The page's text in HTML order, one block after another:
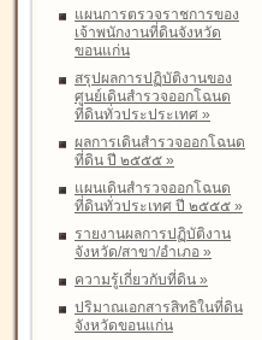
แผนการตรวจราชการของ
เจ้าพนักงานที่ดินจังหวัด
ขอนแก่น
สรุปผลการปฏิบัติงานของ
ศูนย์เดินสำรวจออกโฉนด
ที่ดินทั่วประประเทศ »
ผลการเดินสำรวจออกโฉนด
ที่ดิน ปี ๒๕๕๕ »
แผนเดินสำรวจออกโฉนด
ที่ดินทั่วประเทศ ปี ๒๕๕๕ »
รายงานผลการปฏิบัติงาน
จังหวัด/สาขา/อำเภอ »
ความรู้เกี่ยวกับที่ดิน »
ปริมาณเอกสารสิทธิในที่ดิน
จังหวัดขอนแก่น